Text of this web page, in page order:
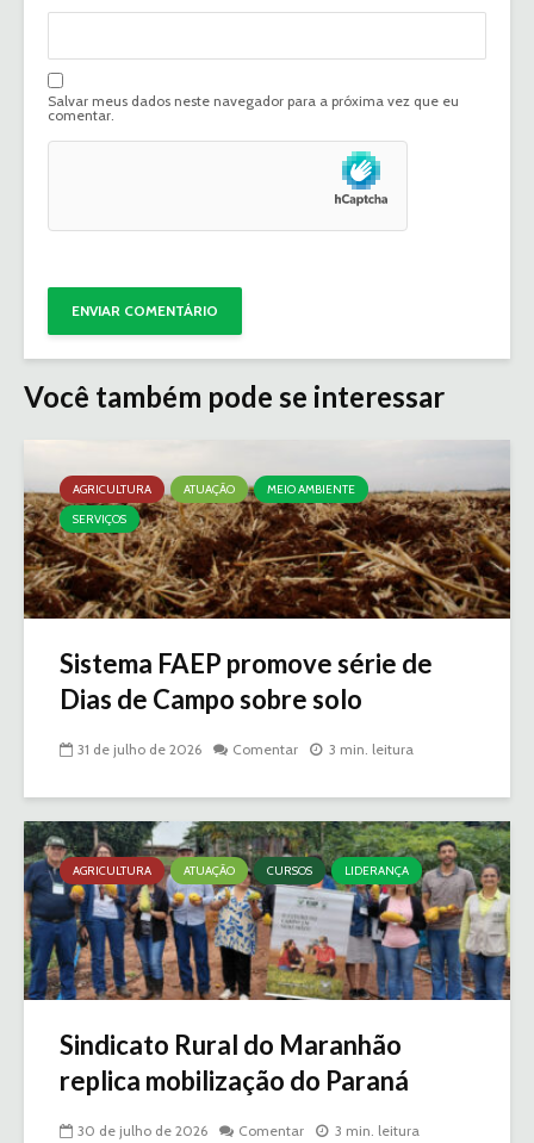
Salvar meus dados neste navegador para a próxima vez que eu
comentar.
Você também pode se interessar
AGRICULTURA ATUAÇÃO
MEIO AMBIENTE
SERVIÇOS
Sistema FAEP promove série de
Dias de Campo sobre solo
31 de julho de 2026 Comentar 3 min. leitura
AGRICULTURA ATUAÇÃO CURSOS LIDERANÇA
Sindicato Rural do Maranhão
replica mobilização do Paraná
30 de julho de 2026 Comentar 3 min. leitura